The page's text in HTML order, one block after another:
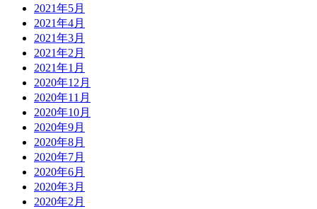
2021年5月
2021年4月
2021年3月
2021年2月
2021年1月
2020年12月
2020年11月
2020年10月
2020年9月
2020年8月
2020年7月
2020年6月
2020年3月
2020年2月